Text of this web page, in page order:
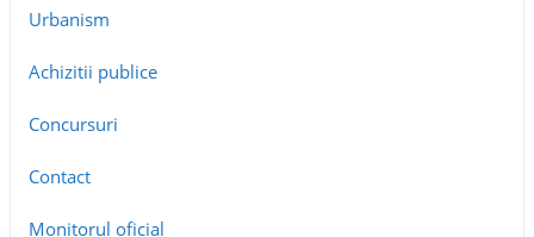
Urbanism
Achizitii publice
Concursuri
Contact
Monitorul oficial